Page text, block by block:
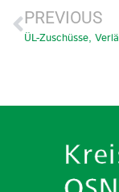
PREVIOUS